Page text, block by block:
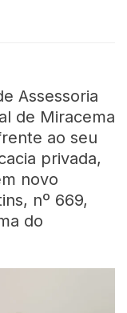
Assessoria
de Miracema
ao seu
privada,
novo
nº 669,
do